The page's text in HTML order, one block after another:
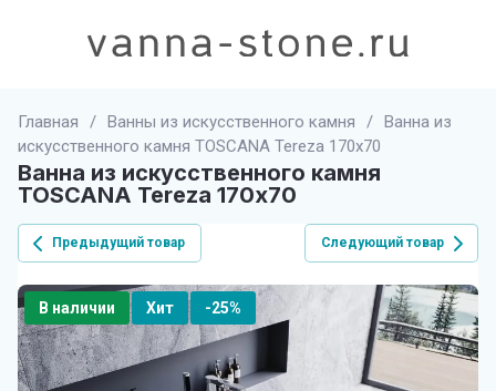
Главная / Ванны из искусственного камня / Ванна из
искусственного камня TOSCANA Tereza 170х70
Ванна из искусственного камня
TOSCANA Tereza 170х70
Предыдущий товар Следующий товар
В наличии Хит -25%